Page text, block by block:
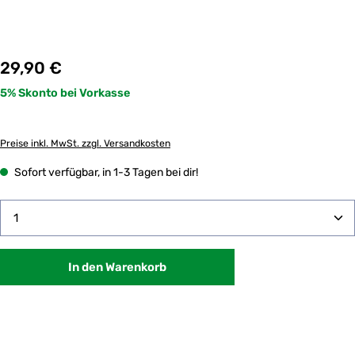
Regulärer Preis:
29,90 €
Preise inkl. MwSt. zzgl. Versandkosten
Sofort verfügbar, in 1-3 Tagen bei dir!
Produkt Anzahl: Gib den gewünschten Wert ein
In den Warenkorb